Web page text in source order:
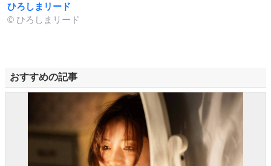
ひろしまリード
© ひろしまリード
おすすめの記事